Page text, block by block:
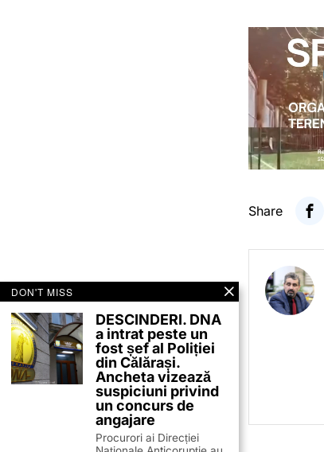
Share
DON'T MISS
DESCINDERI. DNA
a intrat peste un
fost șef al Poliției
din Călărași.
Ancheta vizează
suspiciuni privind
un concurs de
angajare
Procurori ai Direcției